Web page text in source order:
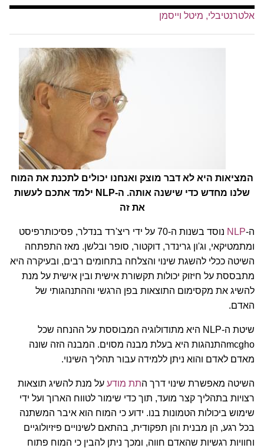
אלטרנטיבלי, מיטל וייסמן
המציאות היא לא דבר מוצק ואנחנו יכולים לתכנת את המוח
שלנו מחדש כדי שישנה אותה. ה-NLP ילמד אתכם לעשות
את זה
ה-NLP
נוסד בשנות ה-70 על ידי ריצ'רד בנדלר, פסיכותרפיסט
ומתמטיקאי, וג'ון גרינדר, דוקטור, סופר ובלשן. מאז התפתחה
השיטה ככלי להשגת שינוי והצלחה בתחומים רבים, ובעיקרה היא
מתבססת על חיזוק יכולות תקשורת אישית ובין אישית על מנת
להשיג את מקסימום התוצאות בפן הרגשי וההתנהגותי של
האדם.
שיטת ה-NLP היא מתודולוגיה המבוססת על ההנחה שכל
mcghoהתנהגות היא בעלת מבנה מסוים. המבנה הזה שונה
מאדם לאדם והוא ניתן ללמידה עבור תהליך השינוי.
השיטה מאפשרת שינוי דרך התת מודעעל מנת להשיג תוצאות
רצויות בתהליך קצר מועד, תוך כדי שימור לטווח הארוך ועל ידי
שימוש ביכולות הטמונות בנו. ידוע כי המוח הוא איבר המשתנה
בכל רגע, הן מבנית והן תפקודית, בהתאם לשינויים פיזיולוגיים
וחוויות רגשיות שהאדם חווה, ומכך ניתן להבין כי המוח פתוח